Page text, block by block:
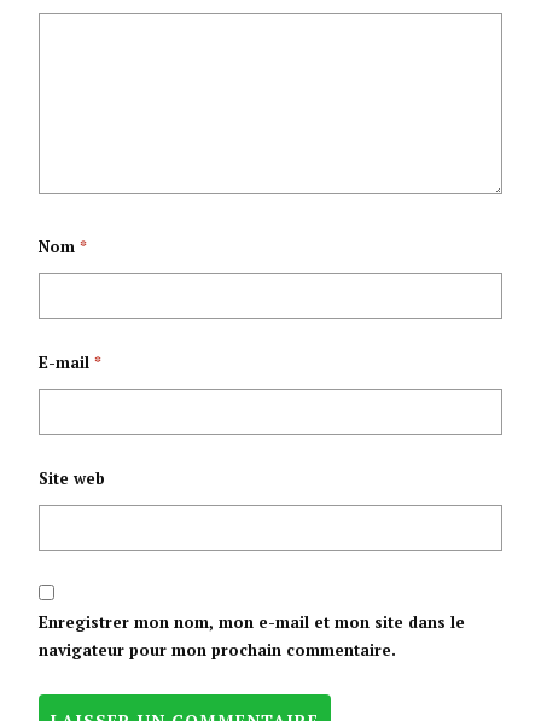
UHIMBARA IMANA»
Nom*
E-mail*
Site web
Enregistrer mon nom, mon e-mail et mon site dans le
navigateur pour mon prochain commentaire.